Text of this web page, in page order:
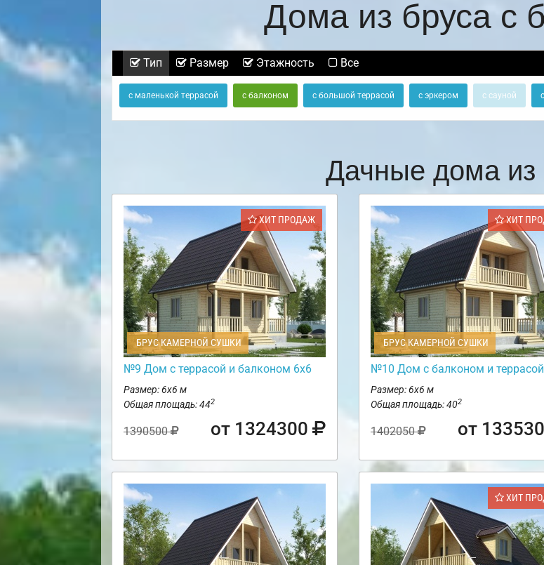
Дома из бруса с
Тип Размер Этажность Все
с маленькой террасой с балконом с большой террасой с эркером с сауной
Дачные дома из
ХИТ ПРОДАЖ
БРУС КАМЕРНОЙ СУШКИ
№9 Дом с террасой и балконом 6х6
Размер: 6х6 м
Общая площадь: 442
1390500 от 1324300
ХИТ
БРУС КАМЕРНОЙ СУШКИ
№10 Дом с балконом и
Размер: 6х6 м
Общая площадь: 402
1402050 от
ХИТ